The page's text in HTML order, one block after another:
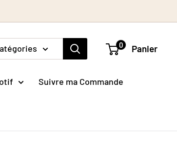
0 Panier
Suivre ma Commande